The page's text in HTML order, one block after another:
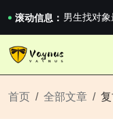
滚动信息： 男生找对
2026澳网
《巅峰守
《巅峰守卫
首页 全部文章